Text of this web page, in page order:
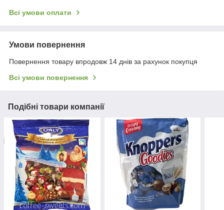
Всі умови оплати
Умови повернення
Повернення товару впродовж 14 днів за рахунок покупця
Всі умови повернення
Подібні товари компанії